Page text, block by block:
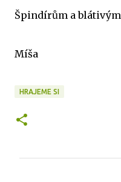
Špindírům a
Míša
HRAJEME SI